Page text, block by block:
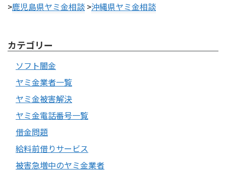
>鹿児島県ヤミ金相談 >沖縄県ヤミ金相談
カテゴリー
ソフト闇金
ヤミ金業者一覧
ヤミ金被害解決
ヤミ金電話番号一覧
借金問題
給料前借りサービス
被害急増中のヤミ金業者